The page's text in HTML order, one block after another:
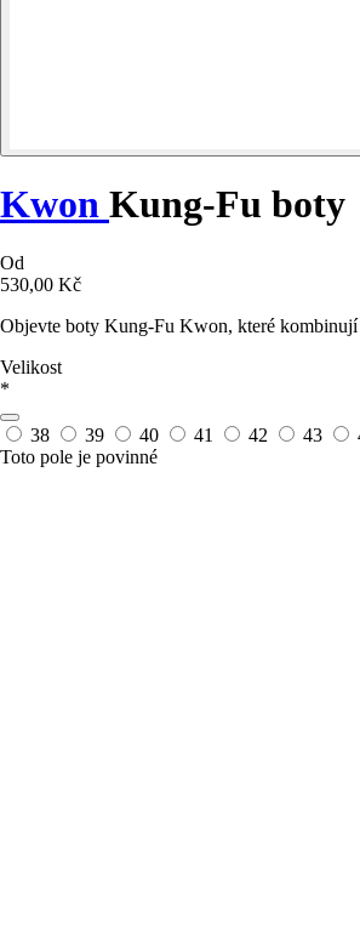
Kwon Kung-Fu boty
Od
530,00 Kč
Objevte boty Kung-Fu Kwon, které
Velikost
*
38 39 40 41 42 43
Toto pole je povinné